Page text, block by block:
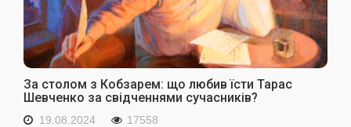
За столом з Кобзарем: що любив їсти Тарас
Шевченко за свідченнями сучасників?
19.08.2024 17558